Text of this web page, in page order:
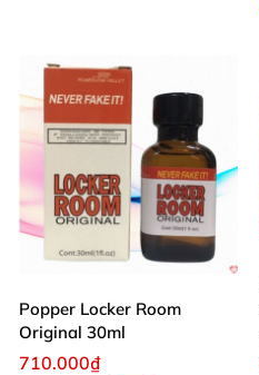
Popper Locker Room
Original 30ml
710.000₫